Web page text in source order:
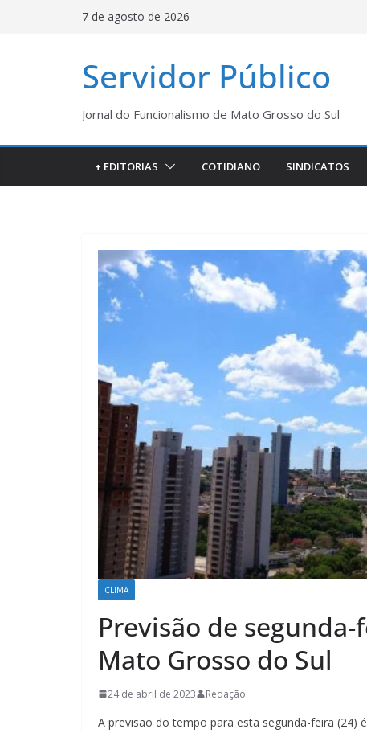
7 de agosto de 2026
Servidor Público
Jornal do Funcionalismo de Mato Grosso do Sul
+ EDITORIAS COTIDIANO SINDICATOS
CLIMA
Previsão de
Mato Grosso do Sul
24 de abril de 2023 Redação
A previsão do tempo para esta segunda-feira (24)